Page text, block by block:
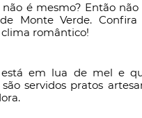
é mesmo? Então
Monte Verde. Confira
romântico!
em lua de mel e
servidos pratos